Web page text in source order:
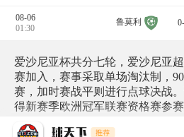
08-06
01:30
鲁莫利
爱沙尼亚杯共分七轮，爱沙尼亚
赛加入，赛事采取单场淘汰制，
赛，加时赛战平则进行点球决战
得新赛季欧洲冠军联赛资格赛参赛